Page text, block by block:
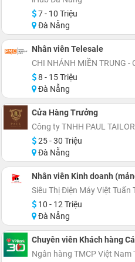
7 - 10 Triệu
Đà Nẵng
Nhân viên Telesale
CHI NHÁNH MIỀN TRUNG -
8 - 15 Triệu
Đà Nẵng
Cửa Hàng Trưởng
Công ty TNHH PAUL TAILOR
25 - 30 Triệu
Đà Nẵng
Nhân viên Kinh doanh
Siêu Thị Điện Máy Việt Tuấn
10 - 12 Triệu
Đà Nẵng
Chuyên viên Khách hàng
Ngân hàng TMCP Việt